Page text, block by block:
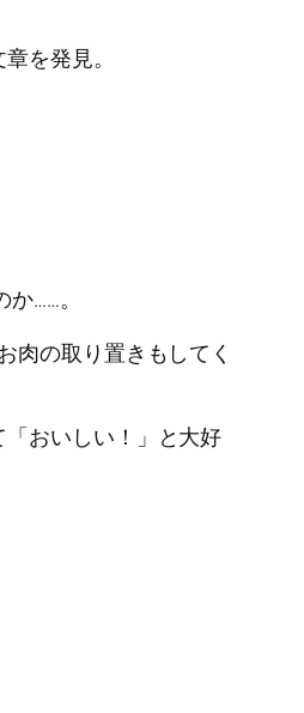
を発見。
……。
肉の取り置きもしてく
おいしい！」と大好